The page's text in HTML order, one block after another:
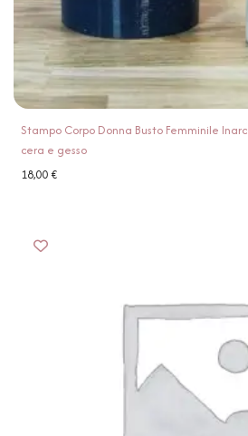
Stampo Corpo Donna Busto Femminile
cera e gesso
18,00€